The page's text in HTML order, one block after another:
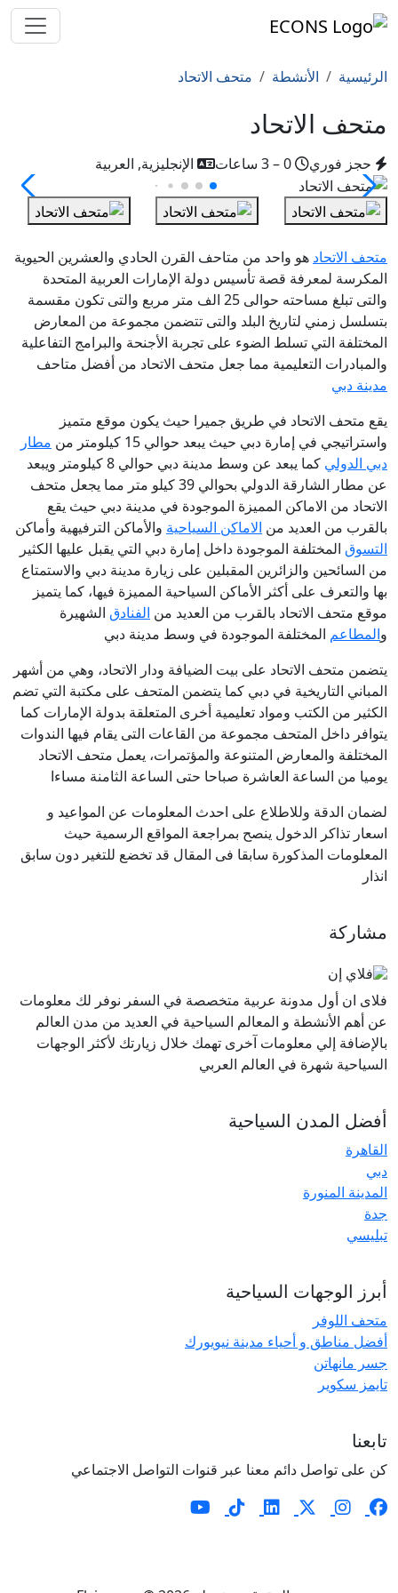
الرئيسية الأنشطة متحف الاتحاد
متحف الاتحاد
حجز فوري الإنجليزية, العربية
متحف الاتحاد هو واحد من متاحف القرن الحادي والعشرين الحيوية
المكرسة لمعرفة قصة تأسيس دولة الإمارات العربية المتحدة
والتى تبلغ مساحته حوالى 25 الف متر مربع والتى تكون مقسمة
بتسلسل زمني لتاريخ البلد والتى تتضمن مجموعة من المعارض
المختلفة التي تسلط الضوء على تجربة الأجنحة والبرامج التفاعلية
والمبادرات التعليمية مما جعل متحف الاتحاد من أفضل متاحف
مدينة دبي
يقع متحف الاتحاد في طريق جميرا حيث يكون موقع متميز
واستراتيجي في إمارة دبي حيث يبعد حوالي 15 كيلومتر من
مطار
دبي الدولي
كما يبعد عن وسط مدينة دبي حوالي 8 كيلومتر ويبعد
عن مطار الشارقة الدولي بحوالي 39 كيلو متر مما يجعل متحف
الاتحاد من الاماكن المميزة الموجودة في مدينة دبي حيث يقع
بالقرب من العديد من الاماكن السياحية والأماكن الترفيهية وأماكن
التسوق المختلفة الموجودة داخل إمارة دبي التي يقبل عليها الكثير
من السائحين والزائرين المقبلين على زيارة مدينة دبي والاستمتاع
بها والتعرف على أكثر الأماكن السياحية المميزة فيها، كما يتميز
موقع متحف الاتحاد بالقرب من العديد من الفنادق الشهيرة
والمطاعم المختلفة الموجودة في وسط مدينة دبي
يتضمن متحف الاتحاد على بيت الضيافة ودار الاتحاد، وهي من أشهر
المباني التاريخية في دبي كما يتضمن المتحف على مكتبة التي تضم
الكثير من الكتب ومواد تعليمية أخرى المتعلقة بدولة الإمارات كما
يتوافر داخل المتحف مجموعة من القاعات التى يقام فيها الندوات
المختلفة والمعارض المتنوعة والمؤتمرات، يعمل متحف الاتحاد
يوميا من الساعة العاشرة صباحا حتى الساعة الثامنة مساءا
لضمان الدقة وللاطلاع على احدث المعلومات عن المواعيد و
اسعار تذاكر الدخول ينصح بمراجعة المواقع الرسمية حيث
المعلومات المذكورة سابقا فى المقال قد تخضع للتغير دون سابق
انذار
مشاركة
فلاى ان أول مدونة عربية متخصصة في السفر نوفر لك معلومات
عن أهم الأنشطة و المعالم السياحية في العديد من مدن العالم
بالإضافة إلي معلومات آخرى تهمك خلال زيارتك لأكثر الوجهات
السياحية شهرة في العالم العربي
أفضل المدن السياحية
القاهرة
دبي
المدينة المنورة
جدة
تبليسي
أبرز الوجهات السياحية
متحف اللوفر
أفضل مناطق و أحياء مدينة نيويورك
جسر مانهاتن
تايمز سكوير
تابعنا
كن على تواصل دائم معنا عبر قنوات التواصل الاجتماعي